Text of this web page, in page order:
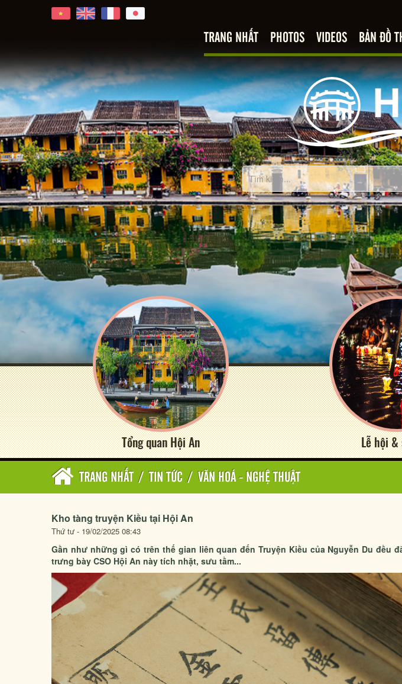
TRANG NHẤT PHOTOS VIDEOS BẢN ĐỒ
Tổng quan Hội An Lễ hội
TRANG NHẤT / TIN TỨC / VĂN HOÁ - NGHỆ THUẬT
Kho tàng truyện Kiều tại Hội An
Thứ tư - 19/02/2025 08:43
Gần như những gì có trên thế gian liên quan đến Truyện Kiều của Nguyễn Du đều
trưng bày CSO Hội An này tích nhặt, sưu tầm...